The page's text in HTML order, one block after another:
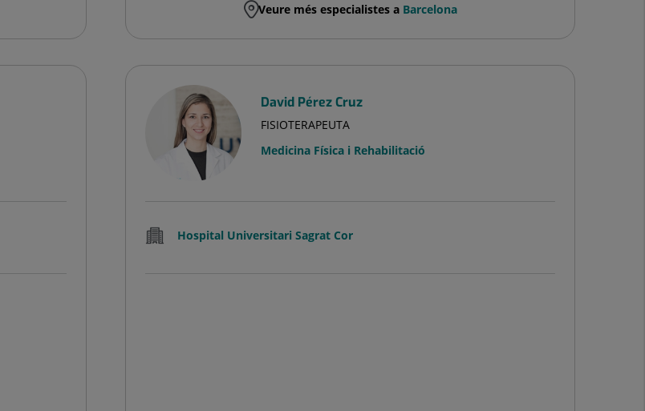
Veure més especialistes a Barcelona
David Pérez Cruz
FISIOTERAPEUTA
Medicina Física i Rehabilitació
Hospital Universitari Sagrat Cor